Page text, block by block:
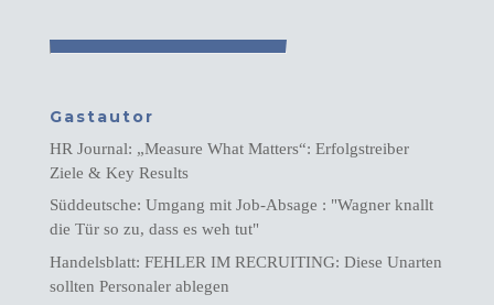
Gastautor
HR Journal: „Measure What Matters“: Erfolgstreiber
Ziele & Key Results
Süddeutsche: Umgang mit Job-Absage : "Wagner knallt
die Tür so zu, dass es weh tut"
Handelsblatt: FEHLER IM RECRUITING: Diese Unarten
sollten Personaler ablegen